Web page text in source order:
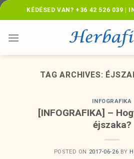
Skip
to
KÉDÉSED VAN? +36 42 526 039 |
TAG ARCHIVES:
INFOGRAFIKA
[INFOGRAFIKA] –
éjszaka?
POSTED ON 2017-06-26 BY